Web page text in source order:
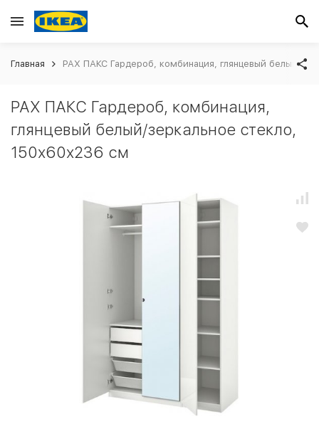
Главная PAX ПАКС Гардероб, комбинация, глянцевый белый/
PAX ПАКС Гардероб, комбинация,
глянцевый белый/зеркальное стекло,
150x60x236 см